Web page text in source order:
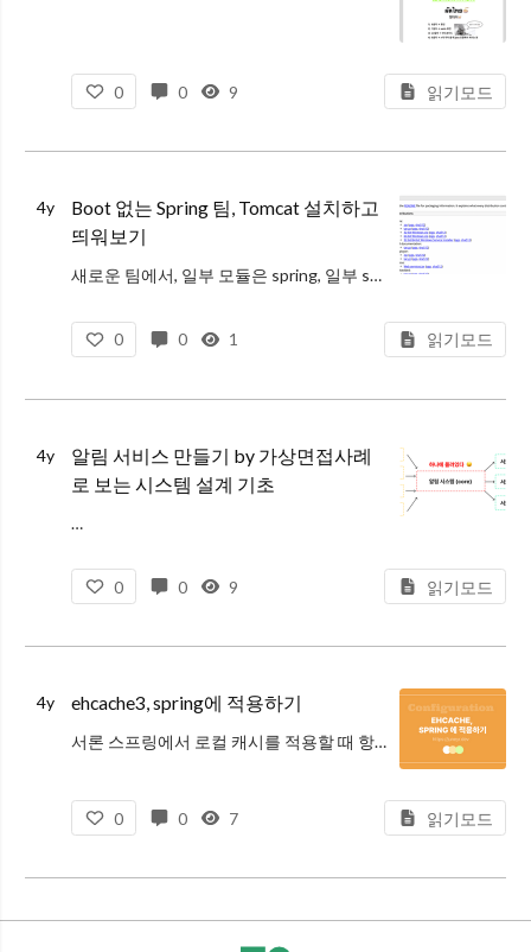
0 0 9 읽기모드
4y
Boot 없는 Spring 팀, Tomcat 설치하고
띄워보기
새로운 팀에서, 일부 모듈은 spring, 일부 spring boot 로 구현되어 있다는 점을 발견했다. 친절한 온보딩 가이드 덕분에 얼기설기 spring + tomcat 조합으로 spring 모듈을 띄웠지만, 매번 boot 만
0 0 1 읽기모드
4y
알림 서비스 만들기 by 가상면접사례
로 보는 시스템 설계 기초
…
0 0 9 읽기모드
4y ehcache3, spring에 적용하기
서론 스프링에서 로컬 캐시를 적용할 때 항상 나오는 그 이름.
0 0 7 읽기모드